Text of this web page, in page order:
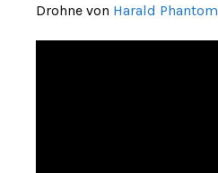
Drohne von Harald Phantom